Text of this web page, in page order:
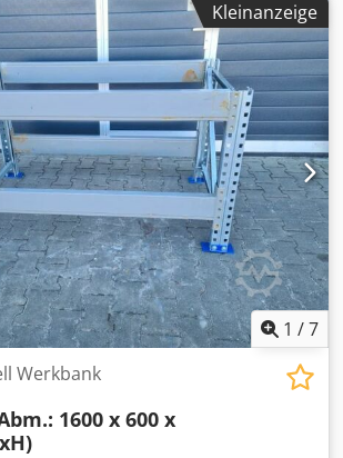
Vogelsang Typ: NS Im
enthalten: 02x Werkbankständer, neu
verzinkt Ständerhöhe: 900 mm
mm Inkl. Quer- u. Diagonalstreben,
sind vormontiert ( geschraubtes
Agehm Sr Sstsrf 04x
gebraucht Materialfarbe: orange
50 mm lichte Weite: 2.700 mm 08x
Ausführung: komplett verzinkt
zur Verdeutlichung des Materials. Die
gegebenenfalls abweichen. - Die
unmontiert kommissioniert; - Die
sind vormontiert; - Die Produktionszeit
ca. 3 - 5 Werktage.
Kleinanzeige
1 /7
Werkbank
1600 x 600 x